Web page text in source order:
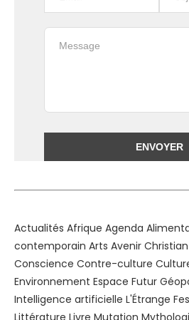
Actualités Afrique Agenda
contemporain Arts Avenir
Conscience Contre-culture
Environnement Espace Futur
Intelligence artificielle L'Étrange
Littérature Livre Mutation